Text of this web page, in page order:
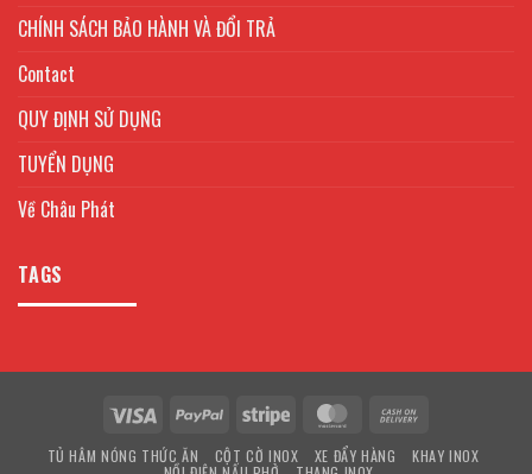
CHÍNH SÁCH BẢO HÀNH VÀ ĐỔI TRẢ
Contact
QUY ĐỊNH SỬ DỤNG
TUYỂN DỤNG
Về Châu Phát
TAGS
Visa PayPal Stripe MasterCard
Delivery
TỦ HÂM NÓNG THỨC ĂN CỘT CỜ INOX XE ĐẨY HÀNG KHAY INOX